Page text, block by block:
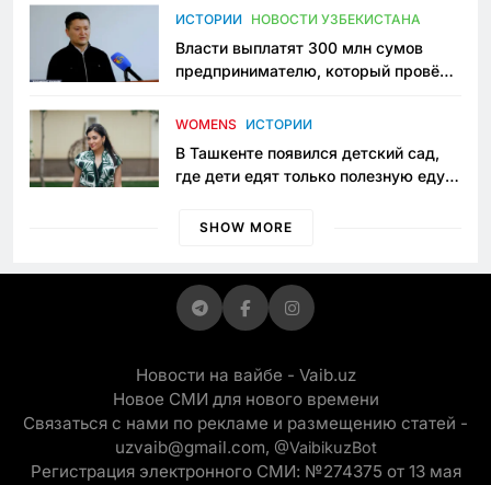
пространство
ИСТОРИИ НОВОСТИ УЗБЕКИСТАНА
Власти выплатят 300 млн сумов
предпринимателю, который провёл
приговору
WOMENS ИСТОРИИ
В Ташкенте появился детский сад,
где дети едят только полезную еду.
просить «кашу без сахара»
SHOW MORE
Новости на вайбе - Vaib.uz
Новое СМИ для нового времени
Связаться с нами по рекламе и размещению статей -
uzvaib@gmail.com, @VaibikuzBot
Регистрация электронного СМИ: №274375 от 13 мая